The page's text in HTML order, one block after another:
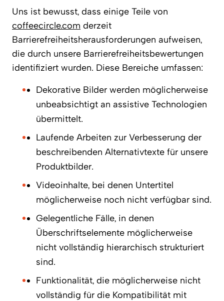
Uns ist bewusst, dass einige Teile von
coffeecircle.com derzeit
Barrierefreiheitsherausforderungen aufweisen,
die durch unsere Barrierefreiheitsbewertungen
identifiziert wurden. Diese Bereiche umfassen:
Dekorative Bilder werden möglicherweise
unbeabsichtigt an assistive Technologien
übermittelt.
Laufende Arbeiten zur Verbesserung der
beschreibenden Alternativtexte für unsere
Produktbilder.
Videoinhalte, bei denen Untertitel
möglicherweise noch nicht verfügbar sind.
Gelegentliche Fälle, in denen
Überschriftselemente möglicherweise
nicht vollständig hierarchisch strukturiert
sind.
Funktionalität, die möglicherweise nicht
vollständig für die Kompatibilität mit